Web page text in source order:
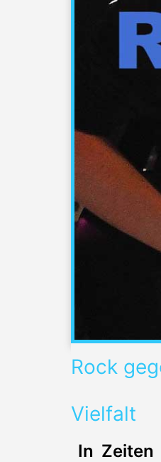
Rock
Vielfalt
In Zeiten